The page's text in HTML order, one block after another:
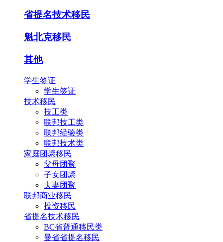
省提名技术移民
魁北克移民
其他
学生签证
学生签证
技术移民
技工类
联邦技工类
联邦经验类
联邦技术类
家庭团聚移民
父母团聚
子女团聚
夫妻团聚
联邦商业移民
投资移民
省提名技术移民
BC省普通移民类
曼省省提名移民